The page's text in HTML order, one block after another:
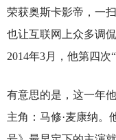
荣获奥斯卡影帝，一
也让互联网上众多调
2014年3月，他第四次
有意思的是，这一年
主角：马修·麦康纳。